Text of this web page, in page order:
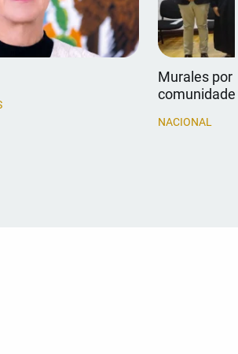
Murales por
NACIONAL